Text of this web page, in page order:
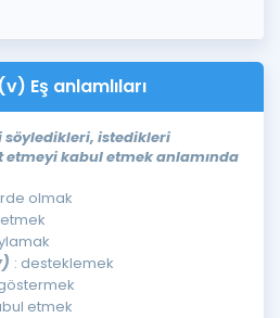
Eş anlamlıları
istedikleri
kabul etmek anlamında
olmak
: desteklemek
etmek